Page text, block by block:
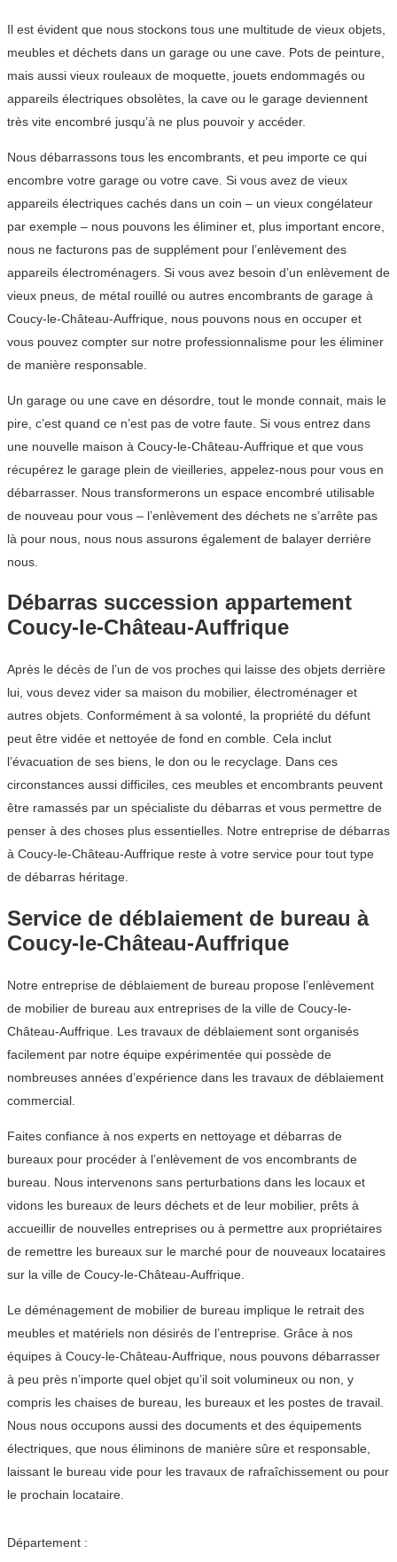
Il est évident que nous stockons tous une multitude de vieux objets,
meubles et déchets dans un garage ou une cave. Pots de peinture,
mais aussi vieux rouleaux de moquette, jouets endommagés ou
appareils électriques obsolètes, la cave ou le garage deviennent
très vite encombré jusqu’à ne plus pouvoir y accéder.
Nous débarrassons tous les encombrants, et peu importe ce qui
encombre votre garage ou votre cave. Si vous avez de vieux
appareils électriques cachés dans un coin – un vieux congélateur
par exemple – nous pouvons les éliminer et, plus important encore,
nous ne facturons pas de supplément pour l’enlèvement des
appareils électroménagers. Si vous avez besoin d’un enlèvement de
vieux pneus, de métal rouillé ou autres encombrants de garage à
Coucy-le-Château-Auffrique, nous pouvons nous en occuper et
vous pouvez compter sur notre professionnalisme pour les éliminer
de manière responsable.
Un garage ou une cave en désordre, tout le monde connait, mais le
pire, c’est quand ce n’est pas de votre faute. Si vous entrez dans
une nouvelle maison à Coucy-le-Château-Auffrique et que vous
récupérez le garage plein de vieilleries, appelez-nous pour vous en
débarrasser. Nous transformerons un espace encombré utilisable
de nouveau pour vous – l’enlèvement des déchets ne s’arrête pas
là pour nous, nous nous assurons également de balayer derrière
nous.
Débarras succession appartement
Coucy-le-Château-Auffrique
Après le décès de l’un de vos proches qui laisse des objets derrière
lui, vous devez vider sa maison du mobilier, électroménager et
autres objets. Conformément à sa volonté, la propriété du défunt
peut être vidée et nettoyée de fond en comble. Cela inclut
l’évacuation de ses biens, le don ou le recyclage. Dans ces
circonstances aussi difficiles, ces meubles et encombrants peuvent
être ramassés par un spécialiste du débarras et vous permettre de
penser à des choses plus essentielles. Notre entreprise de débarras
à Coucy-le-Château-Auffrique reste à votre service pour tout type
de débarras héritage.
Service de déblaiement de bureau à
Coucy-le-Château-Auffrique
Notre entreprise de déblaiement de bureau propose l’enlèvement
de mobilier de bureau aux entreprises de la ville de Coucy-le-
Château-Auffrique. Les travaux de déblaiement sont organisés
facilement par notre équipe expérimentée qui possède de
nombreuses années d’expérience dans les travaux de déblaiement
commercial.
Faites confiance à nos experts en nettoyage et débarras de
bureaux pour procéder à l’enlèvement de vos encombrants de
bureau. Nous intervenons sans perturbations dans les locaux et
vidons les bureaux de leurs déchets et de leur mobilier, prêts à
accueillir de nouvelles entreprises ou à permettre aux propriétaires
de remettre les bureaux sur le marché pour de nouveaux locataires
sur la ville de Coucy-le-Château-Auffrique.
Le déménagement de mobilier de bureau implique le retrait des
meubles et matériels non désirés de l’entreprise. Grâce à nos
équipes à Coucy-le-Château-Auffrique, nous pouvons débarrasser
à peu près n’importe quel objet qu’il soit volumineux ou non, y
compris les chaises de bureau, les bureaux et les postes de travail.
Nous nous occupons aussi des documents et des équipements
électriques, que nous éliminons de manière sûre et responsable,
laissant le bureau vide pour les travaux de rafraîchissement ou pour
le prochain locataire.
Département :